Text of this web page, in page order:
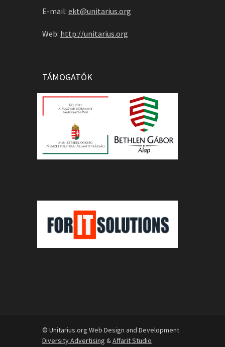
E-mail: ekt@unitarius.org
Web: http://unitarius.org
TÁMOGATÓK
© Unitarius.org Web Design and Development
Diversity Advertising &Affarit Studio